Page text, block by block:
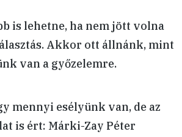
is lehetne, ha nem jött volna
Akkor ott állnánk, mint
van a győzelemre.
mennyi esélyünk van, de az
is ért: Márki-Zay Péter